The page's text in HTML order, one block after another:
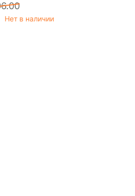
Нет в наличии